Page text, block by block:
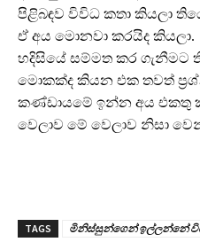
පිළිබඳව විවිධ කතා කියලා
ඒ අය මොනවා කරයිද
හදිසියේ සම්මත කර ගැනීමට
මොකක්ද කියන එක තවත්
කණ්ඩායමේ ඉන්න අය එකතු
වෙලාව මේ වෙලාව නිසා
TAGS මිනිස්සුන්ගෙන් ඉල්ලන්නේ